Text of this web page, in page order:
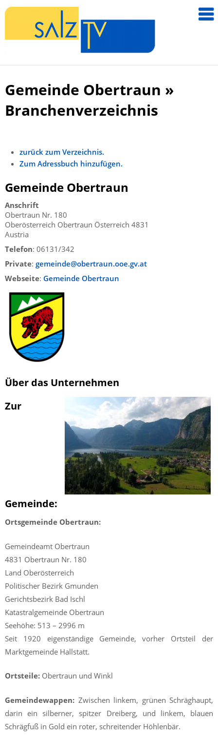
salzTV –
Zum
springen
Gemeinde Obertraun »
Branchenverzeichnis
zurück zum Verzeichnis.
Zum Adressbuch hinzufügen.
Gemeinde Obertraun
Anschrift
Obertraun Nr. 180
Oberösterreich Obertraun Österreich 4831
Austria
Telefon: 06131/342
Private: gemeinde@obertraun.ooe.gv.at
Webseite: Gemeinde Obertraun
Über das Unternehmen
Zur
Gemeinde:
Ortsgemeinde Obertraun:
Gemeindeamt Obertraun
4831 Obertraun Nr. 180
Land Oberösterreich
Politischer Bezirk Gmunden
Gerichtsbezirk Bad Ischl
Katastralgemeinde Obertraun
Seehöhe: 513 – 2996 m
Seit 1920 eigenständige Gemeinde, vorher Ortsteil der
Marktgemeinde Hallstatt.
Ortsteile: Obertraun und Winkl
Gemeindewappen: Zwischen linkem, grünen Schräghaupt,
darin ein silberner, spitzer Dreiberg, und linkem, blauen
Schrägfuß in Gold ein roter, schreitender Höhlenbär.